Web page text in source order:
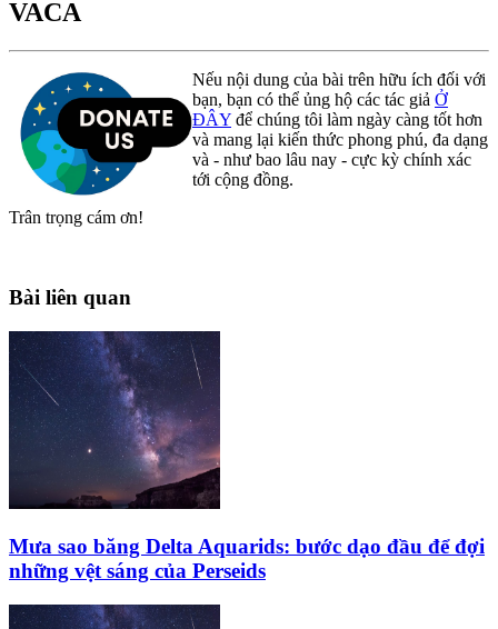
VACA
Nếu nội dung của bài trên hữu ích đối với
bạn, bạn có thể ủng hộ các tác giả Ở
ĐÂY để chúng tôi làm ngày càng tốt hơn
và mang lại kiến thức phong phú, đa dạng
và - như bao lâu nay - cực kỳ chính xác
tới cộng đồng.
Trân trọng cám ơn!
Bài liên quan
Mưa sao băng Delta Aquarids: bước dạo đầu để đợi
những vệt sáng của Perseids